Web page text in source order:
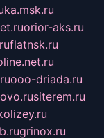
orior-aks.ru
flatnsk.ru
ooo-driada.ru
siterem.ru
grinox.ru